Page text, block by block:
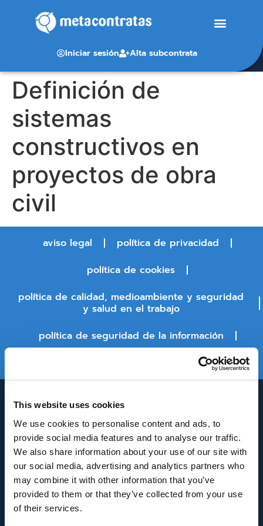
This website uses cookies
We use cookies to personalise content and ads, to
provide social media features and to analyse our traffic.
We also share information about your use of our site with
our social media, advertising and analytics partners who
may combine it with other information that you’ve
provided to them or that they’ve collected from your use
of their services.
Iniciar sesión Alta subcontrata
Definición de
sistemas
constructivos en
proyectos de obra
civil
aviso legal
política de privacidad
política de cookies
política de calidad, medioambiente y seguridad
y salud en el trabajo
política de seguridad de la información
INNOVACIÓN Y DESARROLLO DE ANDALUCÍA
IDEA